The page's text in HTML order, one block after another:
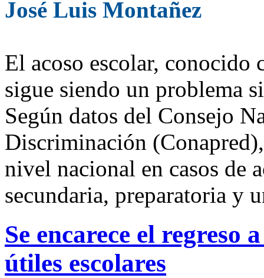
José Luis Montañez
El acoso escolar, conocido
sigue siendo un problema
Según datos del Consejo
Discriminación
nivel nacional en casos de
secundaria, preparatoria y
Se encarece el regreso
útiles escolares